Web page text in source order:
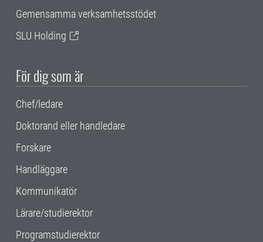
Gemensamma verksamhetsstödet
SLU Holding
För dig som är
Chef/ledare
Doktorand eller handledare
Forskare
Handläggare
Kommunikatör
Lärare/studierektor
Programstudierektor